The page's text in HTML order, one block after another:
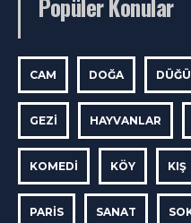
CAM DOĞA
GEZI HAYVANLAR
KOMEDI KÖY KIŞ
PARIS SANAT